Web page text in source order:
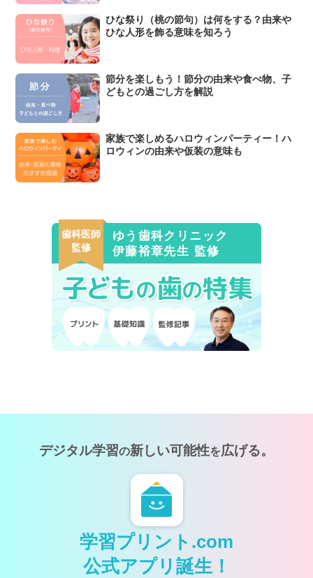
ひな祭り（桃の節句）は何をする？由来や
ひな人形を飾る意味を知ろう
節分を楽しもう！節分の由来や食べ物、子
どもとの過ごし方を解説
家族で楽しめるハロウィンパーティー！ハ
ロウィンの由来や仮装の意味も
歯科医師
監修
ゆう歯科クリニック
伊藤裕章先生 監修
デジタル学習の新しい可能性を広げる。
学習プリント.com
公式アプリ誕生！